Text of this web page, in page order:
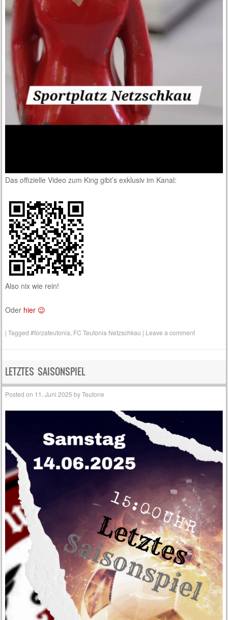
Das offizielle Video zum King gibt’s exklusiv im Kanal:
Also nix wie rein!
Oder hier 😉
|Tagged#forzateutonia FC Teutonia Netzschkau | Leave a comment
LETZTES SAISONSPIEL
Posted on 11. Juni 2025 byTeutone